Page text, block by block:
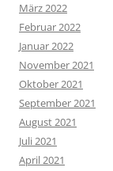
März 2022
Februar 2022
Januar 2022
November 2021
Oktober 2021
September 2021
August 2021
Juli 2021
April 2021